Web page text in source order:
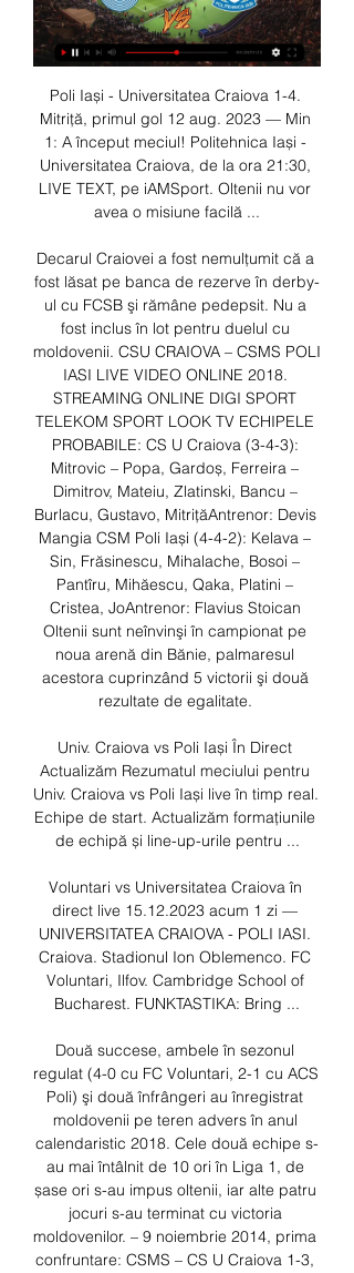
Poli Iași - Universitatea Craiova 1-4.
Mitriță, primul gol 12 aug. 2023 — Min
1: A început meciul! Politehnica Iași -
Universitatea Craiova, de la ora 21:30,
LIVE TEXT, pe iAMSport. Oltenii nu vor
avea o misiune facilă ...
Decarul Craiovei a fost nemulţumit că a
fost lăsat pe banca de rezerve în derby-
ul cu FCSB şi rămâne pedepsit. Nu a
fost inclus în lot pentru duelul cu
moldovenii. CSU CRAIOVA – CSMS POLI
IASI LIVE VIDEO ONLINE 2018.
STREAMING ONLINE DIGI SPORT
TELEKOM SPORT LOOK TV ECHIPELE
PROBABILE: CS U Craiova (3-4-3):
Mitrovic – Popa, Gardoș, Ferreira –
Dimitrov, Mateiu, Zlatinski, Bancu –
Burlacu, Gustavo, MitrițăAntrenor: Devis
Mangia CSM Poli Iași (4-4-2): Kelava –
Sin, Frăsinescu, Mihalache, Bosoi –
Pantîru, Mihăescu, Qaka, Platini –
Cristea, JoAntrenor: Flavius Stoican
Oltenii sunt neînvinşi în campionat pe
noua arenă din Bănie, palmaresul
acestora cuprinzând 5 victorii şi două
rezultate de egalitate.
Univ. Craiova vs Poli Iași În Direct
Actualizăm Rezumatul meciului pentru
Univ. Craiova vs Poli Iași live în timp real.
Echipe de start. Actualizăm formațiunile
de echipă și line-up-urile pentru ...
Voluntari vs Universitatea Craiova în
direct live 15.12.2023 acum 1 zi —
UNIVERSITATEA CRAIOVA - POLI IASI.
Craiova. Stadionul Ion Oblemenco. FC
Voluntari, Ilfov. Cambridge School of
Bucharest. FUNKTASTIKA: Bring ...
Două succese, ambele în sezonul
regulat (4-0 cu FC Voluntari, 2-1 cu ACS
Poli) şi două înfrângeri au înregistrat
moldovenii pe teren advers în anul
calendaristic 2018. Cele două echipe s-
au mai întâlnit de 10 ori în Liga 1, de
șase ori s-au impus oltenii, iar alte patru
jocuri s-au terminat cu victoria
moldovenilor. – 9 noiembrie 2014, prima
confruntare: CSMS – CS U Craiova 1-3,